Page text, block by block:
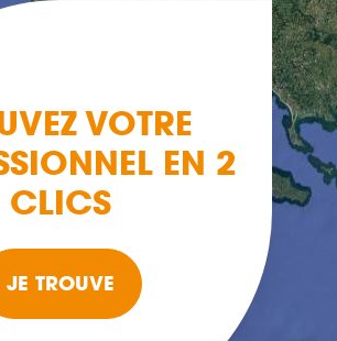
VOTRE
EN 2
CLICS
JE TROUVE